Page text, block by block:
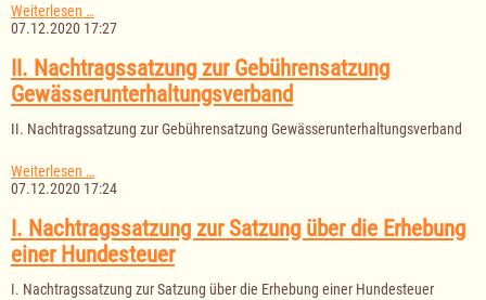
Weiterlesen …
Nachtragshaushaltssatzung
Gemeinde
Ziethen
für
Haushaltsjahr
07.12.2020 17:27
II. Nachtragssatzung zur Gebührensatzung
Gewässerunterhaltungsverband
II. Nachtragssatzung zur Gebührensatzung Gewässerunterhaltungsverband
Weiterlesen …
Nachtragssatzung
Gebührensatzung
Gewässerunterhaltungsverband
07.12.2020 17:24
I. Nachtragssatzung zur Satzung über die Erhebung
einer Hundesteuer
I. Nachtragssatzung zur Satzung über die Erhebung einer Hundesteuer